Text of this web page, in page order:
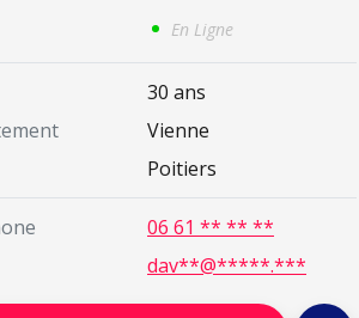
En Ligne
30 ans
Vienne
Poitiers
06 61 ** ** **
dav**@*****.***